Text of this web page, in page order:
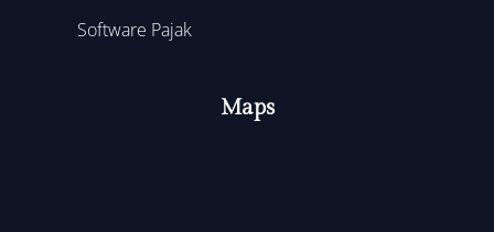
Software Pajak
Maps